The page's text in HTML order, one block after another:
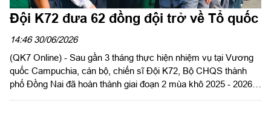
Đội K72 đưa 62 đồng đội trở về Tổ quốc
14:46 30/06/2026
(QK7 Online) - Sau gần 3 tháng thực hiện nhiệm vụ tại Vương
quốc Campuchia, cán bộ, chiến sĩ Đội K72, Bộ CHQS thành
phố Đồng Nai đã hoàn thành giai đoạn 2 mùa khô 2025 - 2026,